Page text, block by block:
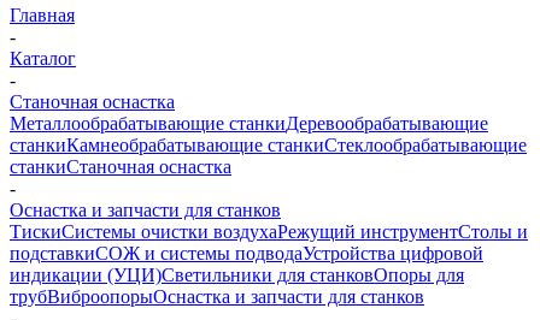
Главная
-
Каталог
-
Станочная оснастка
Металлообрабатывающие станкиДеревообрабатывающие
станкиКамнеобрабатывающие станкиСтеклообрабатывающие
станкиСтаночная оснастка
-
Оснастка и запчасти для станков
ТискиСистемы очистки воздухаРежущий инструментСтолы и
подставкиСОЖ и системы подводаУстройства цифровой
индикации (УЦИ)Светильники для станковОпоры для
трубВиброопорыОснастка и запчасти для станков